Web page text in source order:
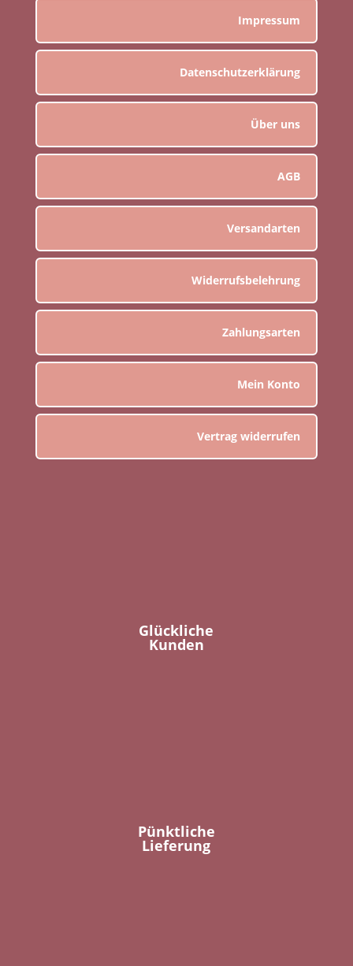
Impressum
Datenschutzerklärung
Über uns
AGB
Versandarten
Widerrufsbelehrung
Zahlungsarten
Mein Konto
Vertrag widerrufen
Glückliche
Kunden
Pünktliche
Lieferung